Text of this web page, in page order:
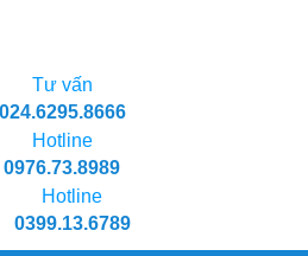
Tư vấn
024.6295.8666
Hotline
0976.73.8989
Hotline
0399.13.6789